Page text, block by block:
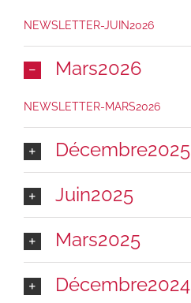
NEWSLETTER-JUIN2026
Mars2026
NEWSLETTER-MARS2026
Décembre2025
Juin2025
Mars2025
Décembre2024